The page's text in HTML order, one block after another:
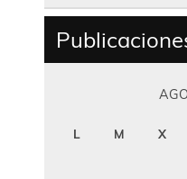
L M X